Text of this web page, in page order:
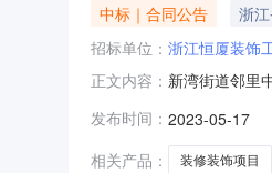
中标｜合同公告 浙
招标单位： 浙江恒厦装饰
正文内容： 新湾街道邻里
联合体牵头人
发布时间： 2023-05-17
相关产品：
装修装饰项目